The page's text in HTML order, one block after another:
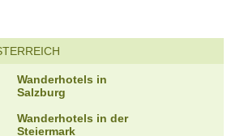
Wanderhotels in
Salzburg
Wanderhotels in der
Steiermark